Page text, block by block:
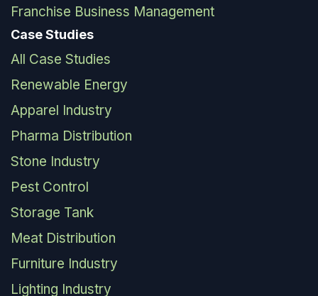
Franchise Business Management
Case Studies
All Case Studies
Renewable Energy
Apparel Industry
Pharma Distribution
Stone Industry
Pest Control
Storage Tank
Meat Distribution
Furniture Industry
Lighting Industry